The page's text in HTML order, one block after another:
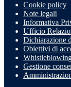
Cookie policy
Note legali
Informativa
Ufficio
Dichiarazione
Obiettivi di
Gestione